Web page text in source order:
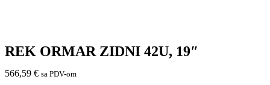
REK ORMAR ZIDNI 42U, 19″
566,59 € sa PDV-om